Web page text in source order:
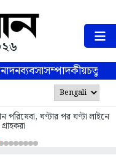
ব্যবসাসম্পাদকীয়
পরিষেবা, ঘণ্টার পর ঘণ্টা লাইনে
গ্রাহকরা